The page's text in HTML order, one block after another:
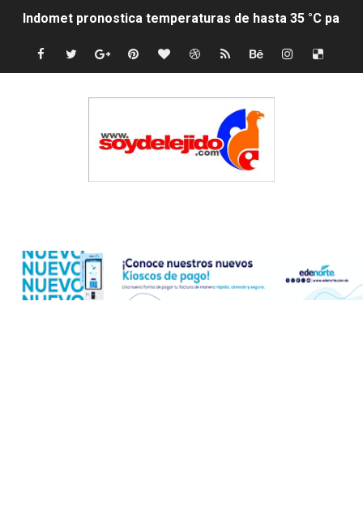
Indomet pronostica temperaturas de hasta 35 °C para
JAPY VERDEI MISS MICHELL ROSARIO
Playas públicas y hoteles: ¿hasta dónde puede
Dólar bajó 9 cts. y era vendido a $58.44; el euro subió a
Dólar bajó 9 cts. y era vendido a $58.53; el euro sigue a